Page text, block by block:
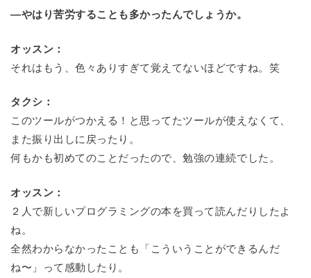
―やはり苦労することも多かったんでしょうか。
オッスン：
それはもう、色々ありすぎて覚えてないほどですね。笑
タクシ：
このツールがつかえる！と思ってたツールが使えなくて、
また振り出しに戻ったり。
何もかも初めてのことだったので、勉強の連続でした。
オッスン：
２人で新しいプログラミングの本を買って読んだりしたよ
ね。
全然わからなかったことも「こういうことができるんだ
ね〜」って感動したり。